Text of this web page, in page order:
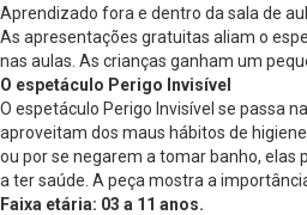
Aprendizado fora e dentro da sala de
As apresentações gratuitas aliam o
nas aulas. As crianças ganham um
O espetáculo Perigo Invisível
O espetáculo Perigo Invisível se passa
aproveitam dos maus hábitos de
ou por se negarem a tomar banho, elas
a ter saúde. A peça mostra a
Faixa etária: 03 a 11 anos.